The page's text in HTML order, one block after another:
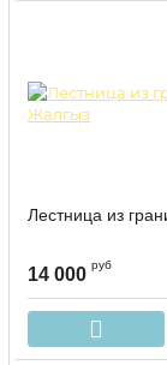
Лестница из
14 000 руб